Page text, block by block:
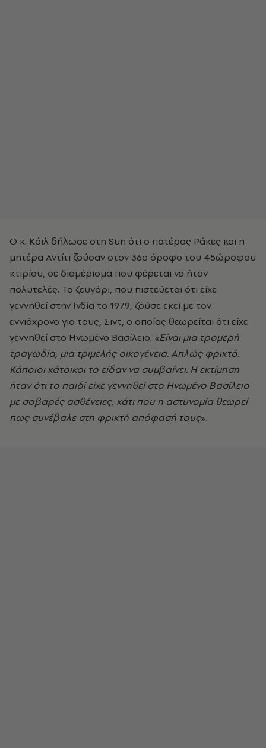
Ο κ. Κόιλ δήλωσε στη Sun ότι ο πατέρας Ράκες και η
μητέρα Αντίτι ζούσαν στον 36ο όροφο του 45ώροφου
κτιρίου, σε διαμέρισμα που φέρεται να ήταν
πολυτελές. Το ζευγάρι, που πιστεύεται ότι είχε
γεννηθεί στην Ινδία το 1979, ζούσε εκεί με τον
εννιάχρονο γιο τους, Σιντ, ο οποίος θεωρείται ότι είχε
γεννηθεί στο Ηνωμένο Βασίλειο. «Είναι μια τρομερή
τραγωδία, μια τριμελής οικογένεια. Απλώς φρικτό.
Κάποιοι κάτοικοι το είδαν να συμβαίνει. Η εκτίμηση
ήταν ότι το παιδί είχε γεννηθεί στο Ηνωμένο Βασίλειο
με σοβαρές ασθένειες, κάτι που η αστυνομία θεωρεί
πως συνέβαλε στη φρικτή απόφασή τους».